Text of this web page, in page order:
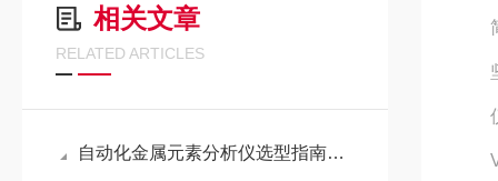
相关文章
RELATED ARTICLES
自动化金属元素分析仪选型指南：钢厂在线品控如何检测
简
坚
仪